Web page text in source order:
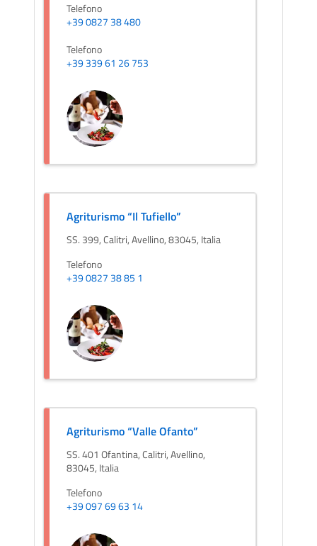
Telefono
+39 0827 38 480
Telefono
+39 339 61 26 753
Agriturismo “Il Tufiello”
SS. 399, Calitri, Avellino, 83045, Italia
Telefono
+39 0827 38 85 1
Agriturismo “Valle Ofanto”
SS. 401 Ofantina, Calitri, Avellino,
83045, Italia
Telefono
+39 097 69 63 14